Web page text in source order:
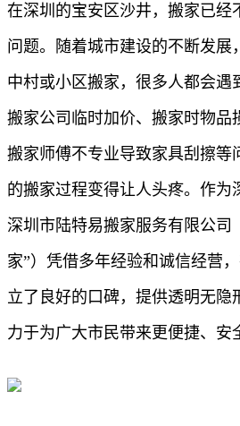
在深圳的宝安区沙井，搬家已经
问题。随着城市建设的不断发展
中村或小区搬家，很多人都会遇
搬家公司临时加价、搬家时物品
搬家师傅不专业导致家具刮擦等
的搬家过程变得让人头疼。作为
深圳市陆特易搬家服务有限公司
家”）凭借多年经验和诚信经营
立了良好的口碑，提供透明无隐
力于为广大市民带来更便捷、安